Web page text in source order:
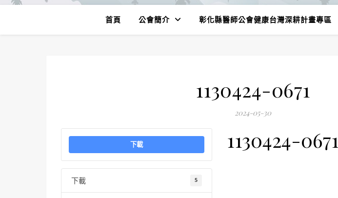
首頁 公會簡介 彰化縣醫師公會健康台灣深耕計畫專區
1130424-0671
2024-05-30
下載
下載 5
1130424-0671